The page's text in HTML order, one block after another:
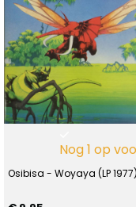
Nog 1 op
Osibisa - Woyaya (LP 1977)